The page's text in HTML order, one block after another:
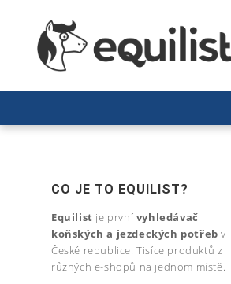
CO JE TO EQUILIST?
Equilist je první vyhledávač
koňských a jezdeckých potřeb v
České republice. Tisíce produktů z
různých e-shopů na jednom místě.